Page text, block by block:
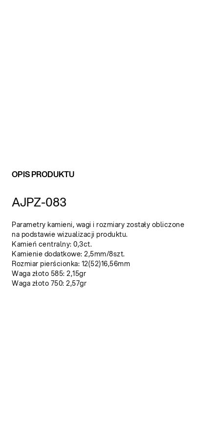
OPIS PRODUKTU
AJPZ-083
Parametry kamieni, wagi i rozmiary zostały obliczone
na podstawie wizualizacji produktu.
Kamień centralny: 0,3ct.
Kamienie dodatkowe: 2,5mm/8szt.
Rozmiar pierścionka: 12(52)16,56mm
Waga złoto 585: 2,15gr
Waga złoto 750: 2,57gr